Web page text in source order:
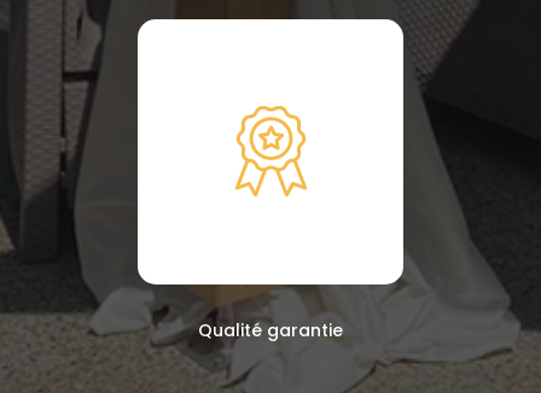
Qualité garantie